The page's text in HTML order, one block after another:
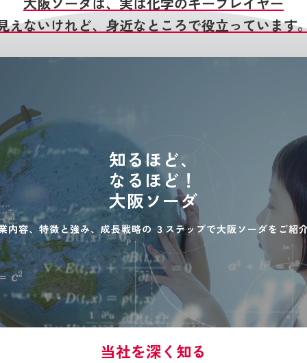
えないけれど、身近なところで役立っています
知るほど、
なるほど！
大阪ソーダ
内容、特徴と強み、成長戦略の３ステップで大阪ソーダをご紹
当社を深く知る